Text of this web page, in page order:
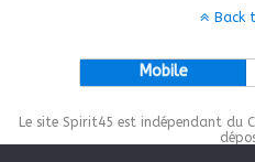
Back
Mobile
Le site Spirit45 est indépendant du